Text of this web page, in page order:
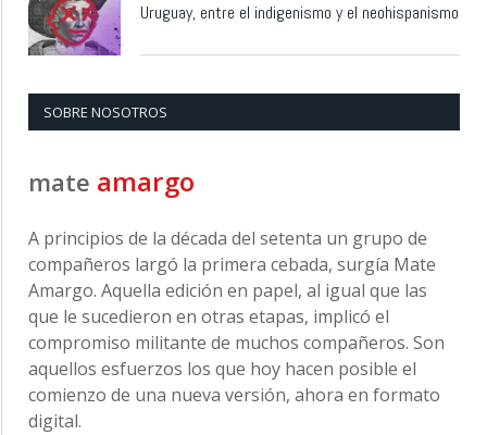
Uruguay, entre el indigenismo y el neohispanismo
SOBRE NOSOTROS
mate amargo
A principios de la década del setenta un grupo de
compañeros largó la primera cebada, surgía Mate
Amargo. Aquella edición en papel, al igual que las
que le sucedieron en otras etapas, implicó el
compromiso militante de muchos compañeros. Son
aquellos esfuerzos los que hoy hacen posible el
comienzo de una nueva versión, ahora en formato
digital.